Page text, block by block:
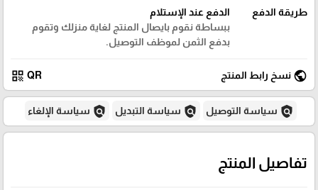
طريقة الدفع
الدفع عند الإستلام
ببساطة نقوم بايصال المنتج لغاية منزلك وتقوم
بدفع الثمن لموظف التوصيل.
public نسخ رابط المنتج QR
qr_code
policy سياسة التوصيل policy سياسة التبديل policy سياسة الإلغاء
تفاصيل المنتج